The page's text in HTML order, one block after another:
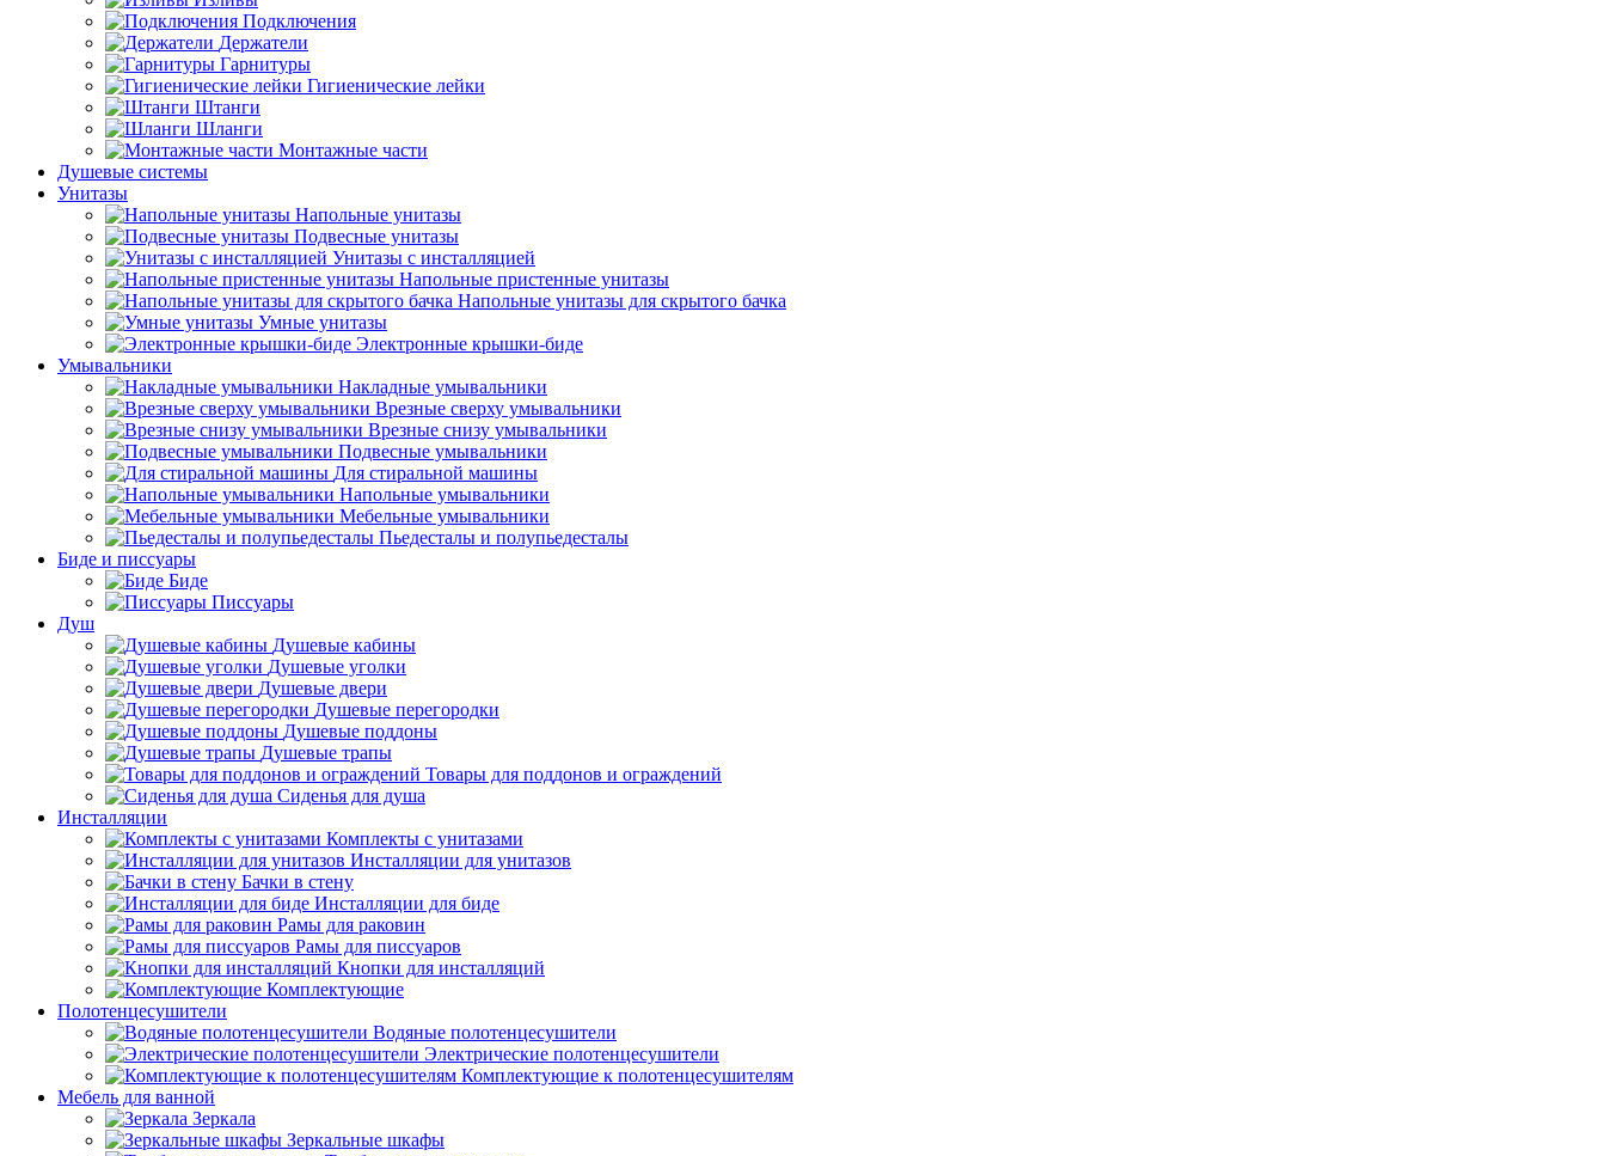
Подключения
Держатели
Гарнитуры
Гигиенические лейки
Штанги
Шланги
Монтажные части
Душевые системы
Унитазы
Напольные унитазы
Подвесные унитазы
Унитазы с инсталляцией
Напольные пристенные унитазы
Напольные унитазы для скрытого бачка
Умные унитазы
Электронные крышки-биде
Умывальники
Накладные умывальники
Врезные сверху умывальники
Врезные снизу умывальники
Подвесные умывальники
Для стиральной машины
Напольные умывальники
Мебельные умывальники
Пьедесталы и полупьедесталы
Биде и писсуары
Биде
Писсуары
Душ
Душевые кабины
Душевые уголки
Душевые двери
Душевые перегородки
Душевые поддоны
Душевые трапы
Товары для поддонов и ограждений
Сиденья для душа
Инсталляции
Комплекты с унитазами
Инсталляции для унитазов
Бачки в стену
Инсталляции для биде
Рамы для раковин
Рамы для писсуаров
Кнопки для инсталляций
Комплектующие
Полотенцесушители
Водяные полотенцесушители
Электрические полотенцесушители
Комплектующие к полотенцесушителям
Мебель для ванной
Зеркала
Зеркальные шкафы